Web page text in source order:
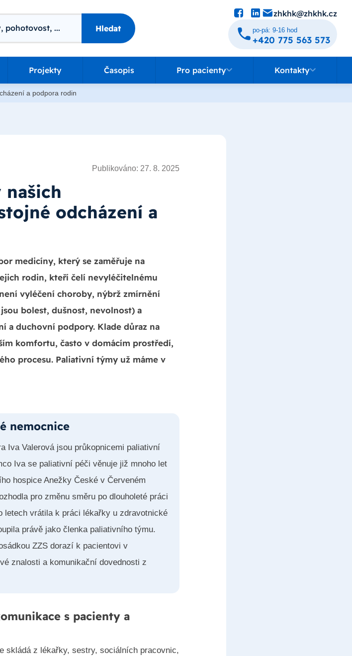
Hledat
zhkhk@zhkhk.cz
po-pá: 9-16 hod
+420 775 563 573
Projekty Časopis Pro pacienty Kontakty
a podpora rodin
Publikováno: 27. 8. 2025
odcházení a
medicíny, který se zaměřuje na
rodin, kteří čelí nevyléčitelnému
vyléčení choroby, nýbrž zmírnění
bolest, dušnost, nevolnost) a
a duchovní podpory. Klade důraz na
komfortu, často v domácím prostředí,
procesu. Paliativní týmy už máme v
nemocnice
Iva Valerová jsou průkopnicemi paliativní
Iva se paliativní péči věnuje již mnoho let
hospice Anežky České v Červeném
pro změnu směru po dlouholeté práci
letech vrátila k práci lékařky u zdravotnické
právě jako členka paliativního týmu.
ZZS dorazí k pacientovi v
znalosti a komunikační dovednosti z
s pacienty a
skládá z lékařky, sestry, sociálních pracovnic,